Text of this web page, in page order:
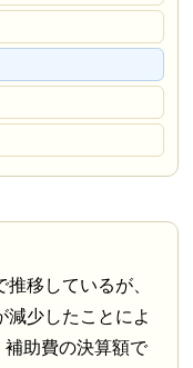
移しているが、
減少したことによ
補助費の決算額で